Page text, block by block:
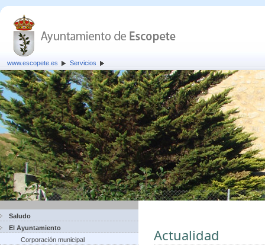
www.escopete.es Servicios
Saludo
El Ayuntamiento
Corporación municipal
Actualidad